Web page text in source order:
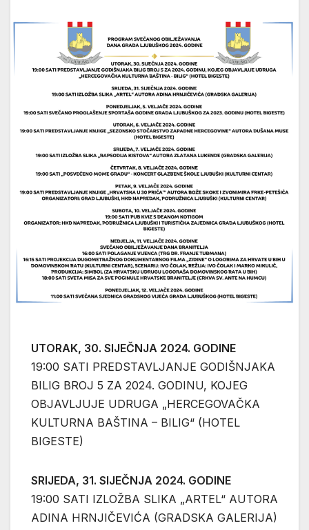
UTORAK, 30. SIJEČNJA 2024. GODINE
19:00 SATI PREDSTAVLJANJE GODIŠNJAKA
BILIG BROJ 5 ZA 2024. GODINU, KOJEG
OBJAVLJUJE UDRUGA „HERCEGOVAČKA
KULTURNA BAŠTINA – BILIG“ (HOTEL
BIGESTE)
SRIJEDA, 31. SIJEČNJA 2024. GODINE
19:00 SATI IZLOŽBA SLIKA „ARTEL“ AUTORA
ADINA HRNJIČEVIĆA (GRADSKA GALERIJA)